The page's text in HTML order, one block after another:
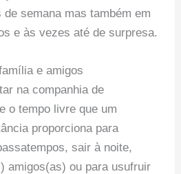
semana mas também em
e às vezes até de surpresa.
e amigos
na companhia de
o tempo livre que um
proporciona para
sair à noite,
amigos(as) ou para usufruir